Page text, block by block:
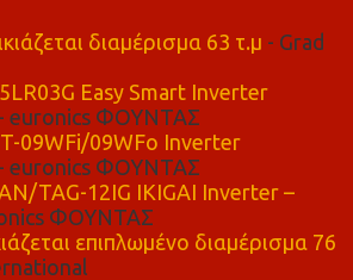
διαμέρισμα 63 τ.μ - Grad
Easy Smart Inverter
- euronics ΦΟΥΝΤΑΣ
09WFi/09WFo Inverter
- euronics ΦΟΥΝΤΑΣ
TAG-12IG IKIGAI Inverter –
ΦΟΥΝΤΑΣ
επιπλωμένο διαμέρισμα 76